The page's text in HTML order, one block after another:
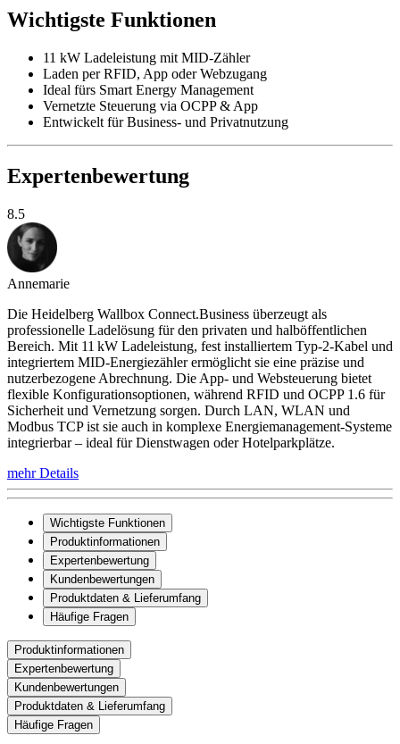
Wichtigste Funktionen
11 kW Ladeleistung mit MID-Zähler
Laden per RFID, App oder Webzugang
Ideal fürs Smart Energy Management
Vernetzte Steuerung via OCPP & App
Entwickelt für Business- und Privatnutzung
Expertenbewertung
8.5
Annemarie
Die Heidelberg Wallbox Connect.Business überzeugt als
professionelle Ladelösung für den privaten und halböffentlichen
Bereich. Mit 11 kW Ladeleistung, fest installiertem Typ-2-Kabel und
integriertem MID-Energiezähler ermöglicht sie eine präzise und
nutzerbezogene Abrechnung. Die App- und Websteuerung bietet
flexible Konfigurationsoptionen, während RFID und OCPP 1.6 für
Sicherheit und Vernetzung sorgen. Durch LAN, WLAN und
Modbus TCP ist sie auch in komplexe Energiemanagement-Systeme
integrierbar – ideal für Dienstwagen oder Hotelparkplätze.
mehr Details
Wichtigste Funktionen
Produktinformationen
Expertenbewertung
Kundenbewertungen
Produktdaten & Lieferumfang
Häufige Fragen
Produktinformationen
Expertenbewertung
Kundenbewertungen
Produktdaten & Lieferumfang
Häufige Fragen